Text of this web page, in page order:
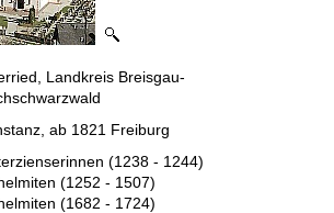
Landkreis Breisgau-
ab 1821 Freiburg
(1238 - 1244)
(1252 - 1507)
(1682 - 1724)